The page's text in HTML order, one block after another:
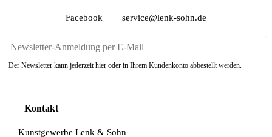
Facebook service@lenk-sohn.de
Der Newsletter kann jederzeit hier oder in Ihrem Kundenkonto abbestellt werden.
Kontakt
Kunstgewerbe Lenk & Sohn